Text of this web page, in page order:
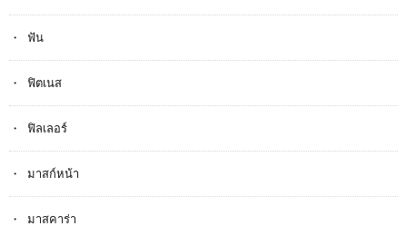
ฟัน
ฟิตเนส
ฟิลเลอร์
มาสก์หน้า
มาสคาร่า